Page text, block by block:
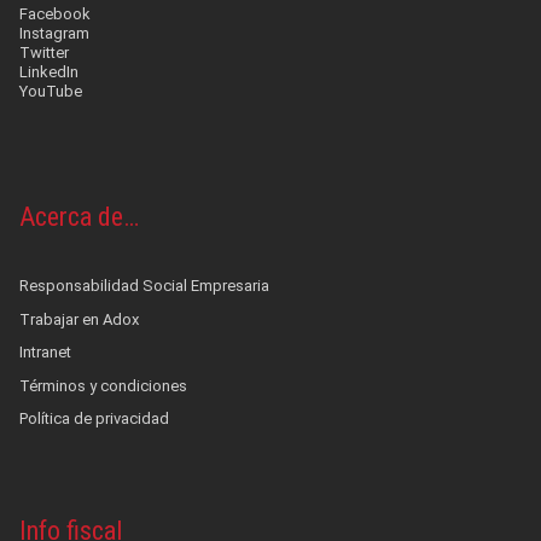
Facebook
Instagram
Twitter
LinkedIn
YouTube
Acerca de…
Responsabilidad Social Empresaria
Trabajar en Adox
Intranet
Términos y condiciones
Política de privacidad
Info fiscal